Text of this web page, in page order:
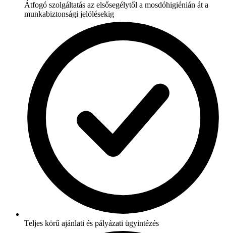
Átfogó szolgáltatás az elsősegélytől a mosdóhigiénián át a
munkabiztonsági jelölésekig
Teljes körű ajánlati és pályázati ügyintézés